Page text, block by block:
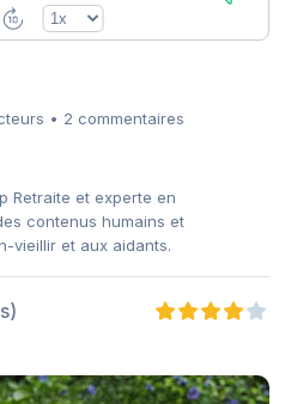
• 2 commentaires
Retraite et experte en
contenus humains et
vieillir et aux aidants.